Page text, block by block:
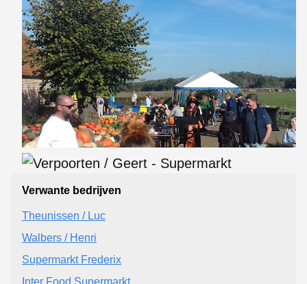
Verwante bedrijven
Theunissen / Luc
Walbers / Henri
Supermarkt Frederix
Inter Food Supermarkt